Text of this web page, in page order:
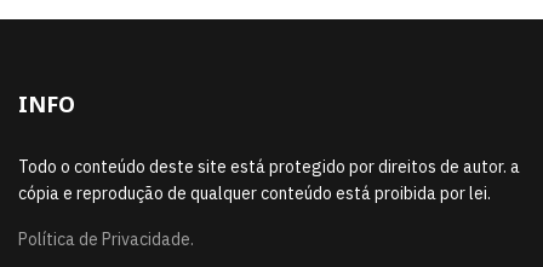
INFO
Todo o conteúdo deste site está protegido por direitos de autor. a
cópia e reprodução de qualquer conteúdo está proibida por lei.
Política de Privacidade.